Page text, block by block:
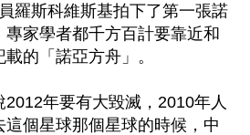
羅斯科維斯基拍下了第一張諾
家學者都千方百計要靠近和
的「諾亞方舟」。
年要有大毀滅，2010年人
個星球那個星球的時候，中